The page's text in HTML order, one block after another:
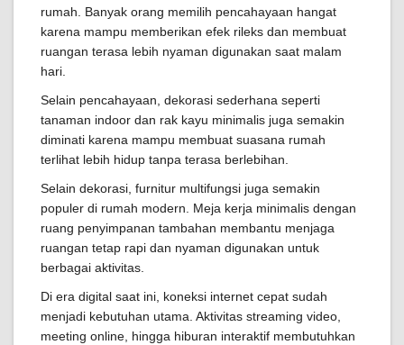
rumah. Banyak orang memilih pencahayaan hangat
karena mampu memberikan efek rileks dan membuat
ruangan terasa lebih nyaman digunakan saat malam
hari.
Selain pencahayaan, dekorasi sederhana seperti
tanaman indoor dan rak kayu minimalis juga semakin
diminati karena mampu membuat suasana rumah
terlihat lebih hidup tanpa terasa berlebihan.
Selain dekorasi, furnitur multifungsi juga semakin
populer di rumah modern. Meja kerja minimalis dengan
ruang penyimpanan tambahan membantu menjaga
ruangan tetap rapi dan nyaman digunakan untuk
berbagai aktivitas.
Di era digital saat ini, koneksi internet cepat sudah
menjadi kebutuhan utama. Aktivitas streaming video,
meeting online, hingga hiburan interaktif membutuhkan